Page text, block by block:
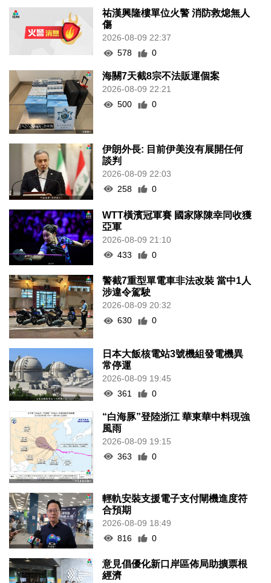
祐漢興隆樓單位火警 消防救熄無人
傷
2026-08-09 22:37
578
0
海關7天截8宗不法販運個案
2026-08-09 22:21
500
0
伊朗外長: 目前伊美沒有展開任何
談判
2026-08-09 22:03
258
0
WTT橫濱冠軍賽 國家隊陳幸同收獲
亞軍
2026-08-09 21:10
433
0
警截7重型單電車非法改裝 當中1人
涉違令駕駛
2026-08-09 20:32
630
0
日本大飯核電站3號機組發電機異
常停運
2026-08-09 19:45
361
0
“白海豚”登陸浙江 華東華中料現強
風雨
2026-08-09 19:15
363
0
輕軌安裝支援電子支付閘機進度符
合預期
2026-08-09 18:49
816
0
意見倡優化新口岸區佈局助擴票根
經濟